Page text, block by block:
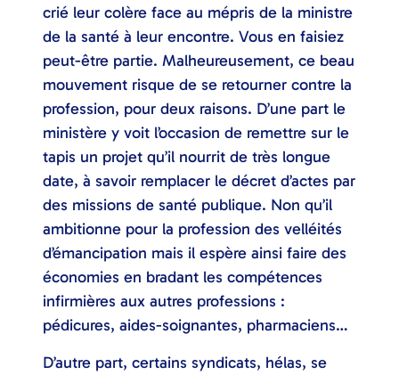
crié leur colère face au mépris de la ministre
de la santé à leur encontre. Vous en faisiez
peut-être partie. Malheureusement, ce beau
mouvement risque de se retourner contre la
profession, pour deux raisons. D’une part le
ministère y voit l’occasion de remettre sur le
tapis un projet qu’il nourrit de très longue
date, à savoir remplacer le décret d’actes par
des missions de santé publique. Non qu’il
ambitionne pour la profession des velléités
d’émancipation mais il espère ainsi faire des
économies en bradant les compétences
infirmières aux autres professions :
pédicures, aides-soignantes, pharmaciens…
D’autre part, certains syndicats, hélas, se